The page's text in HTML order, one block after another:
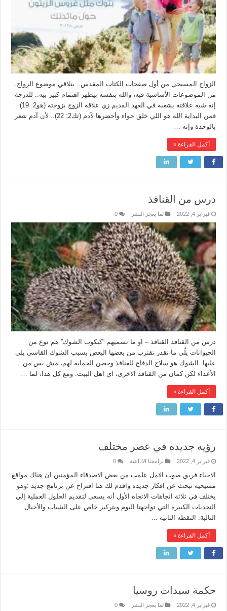
الزواج المسيحي من أول صفحات الكتاب المقدس.. بنلاقي موضوع الزواج..
من الموضوعات الأساسية فيه، والله بنفسه بيظهر اهتمام كبير بيه.. للدرجة
إنه شبه علاقته بشعبه في العهد القديم زي علاقة الزوج بزوجته (هو2: 19)
فمن البداية الله هو اللي خلق حواء وأحضرها لآدم (تك2: 22).. لأن آدم شعر
بالوحدة وإنه …
أكمل القراءة »
درس من القنافذ
فبراير 4, 2022 لما يعجز البشر 0
درس من القنافذ القنافذ – او ما نسميهم “كبكوب الشوك” هم نوع من
الحيوانات يلٌي ما تقدر تقترب من بعضها البعض بسبب الشوك القاسي يلي
عليها. الشوك هو سلاح الدفاع للقنافذ وحصن الحماية لهم، مش بس من
الأعداء لكن كمان من القنافذ الاخرى، اي اهل البيت. ومع كل هذا، لما …
أكمل القراءة »
رؤيه جديده في عصر مختلف
فبراير 4, 2022 برامجنا الاذاعية 0
الاحباء فريق صوت الامل علمت من بعض الاصدقاء المؤمنين ان هناك مواقع
مسيحيه تبحث عن افكار جديده واقدم لك هنا اقتراح عن برنامج جديد :وهو
يختلف في ثلاثة اتجاهات الاتجاه الأول أنه يسعى لتقديم الحلول العملية إلي
التحديات الكبيرة التي تواجهنا اليوم وبتركيز خاص على الشباب والأجيال
التالية. النقطه الثانيه …
أكمل القراءة »
حكمة سيدات روسيا
فبراير 4, 2022 لما يعجز البشر 0